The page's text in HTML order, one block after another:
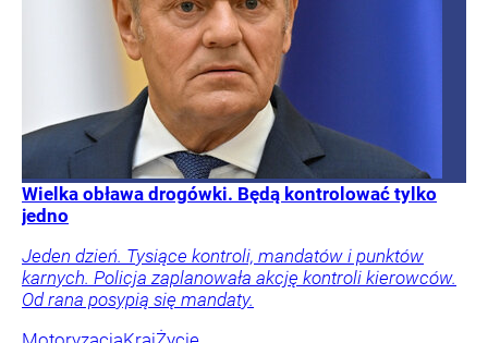
Wielka obława drogówki. Będą kontrolować tylko
jedno
Jeden dzień. Tysiące kontroli, mandatów i punktów
karnych. Policja zaplanowała akcję kontroli kierowców.
Od rana posypią się mandaty.